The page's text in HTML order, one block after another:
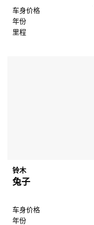
车身价格
年份
里程
铃木
兔子
车身价格
年份